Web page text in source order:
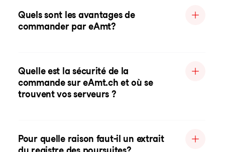
Quels sont les avantages de
commander par eAmt?
Quelle est la sécurité de la
commande sur eAmt.ch et où se
trouvent vos serveurs ?
Pour quelle raison faut-il un extrait